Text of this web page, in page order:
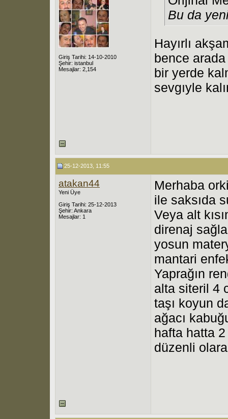
Giriş Tarihi: 14-10-2010
Şehir: istanbul
Mesajlar: 2,154
Bu da
Hayırlı
bence arada
bir yerde
sevgıyle
25-12-2013, 11:55
atakan44
Yeni Üye
Giriş Tarihi: 25-12-2013
Şehir: Ankara
Mesajlar: 1
Merhaba
ile saksıda
Veya alt
direnaj
yosun
mantari
Yaprağın
alta siteril 4
taşı koyun
ağacı
hafta hatta
düzenli